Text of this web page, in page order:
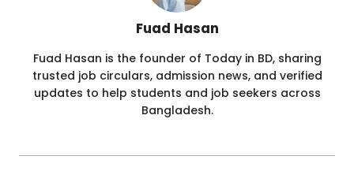
Fuad Hasan
Fuad Hasan is the founder of Today in BD, sharing
trusted job circulars, admission news, and verified
updates to help students and job seekers across
Bangladesh.